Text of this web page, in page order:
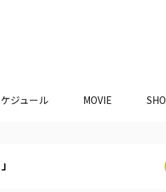
ジュール MOVIE